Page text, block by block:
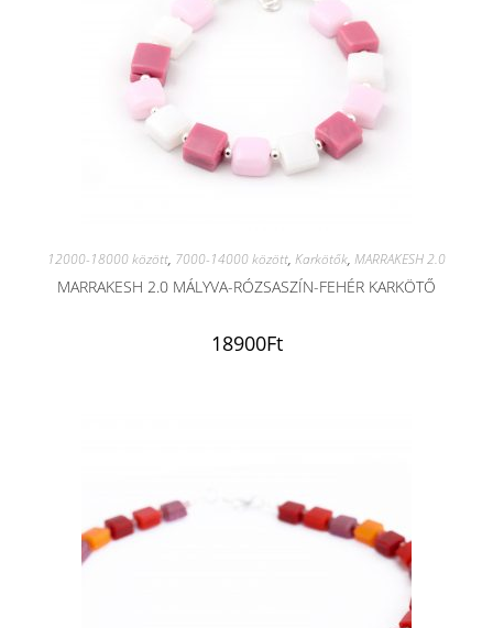
12000-18000 között, 7000-14000 között, Karkötők, MARRAKESH 2.0
MARRAKESH 2.0 MÁLYVA-RÓZSASZÍN-FEHÉR KARKÖTŐ
18900Ft